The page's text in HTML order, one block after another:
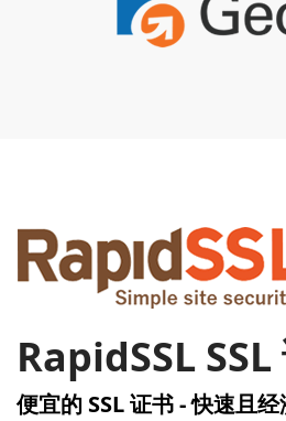
RapidSSL SSL
便宜的 SSL 证书 - 快速且